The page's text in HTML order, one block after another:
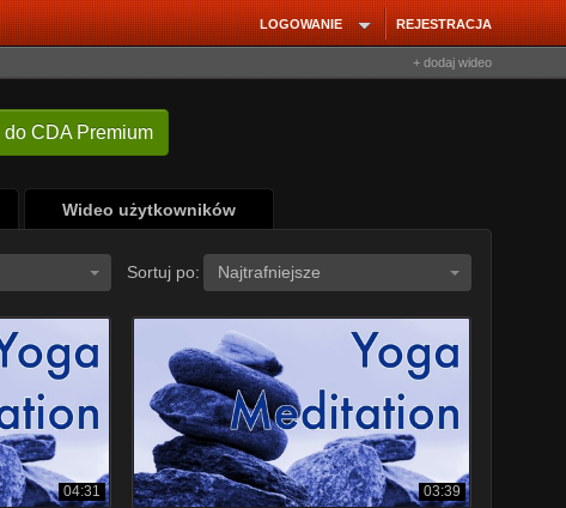
REJESTRACJA
LOGOWANIE
+ dodaj wideo
do CDA Premium
Wideo użytkowników
Sortuj po: Najtrafniejsze
04:31 03:39